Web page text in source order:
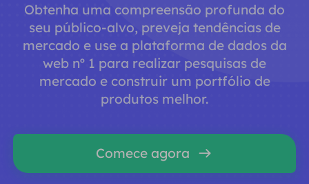
Procuração Residencial
Proxy residencial estático
Agente de data center estático
PROCURAÇÃO RESIDENCIAL
Procuração Residencial $0.8/GB
Proxy Residencial Ilimitado
Data for AI
POR CASO DE USO
Pesquisa de mercado
Obtenha uma compreensão profunda do
seu público-alvo, preveja tendências de
mercado e use a plataforma de dados da
web nº 1 para realizar pesquisas de
mercado e construir um portfólio de
produtos melhor.
Comece agora